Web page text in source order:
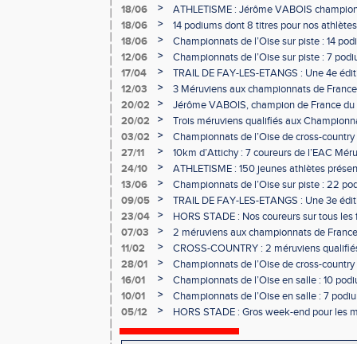
18/06 >
ATHLETISME : Jérôme VABOIS
18/06
>
14 podiums dont 8 titres pour nos
18/06
>
Championnats de l’Oise sur piste : 14
12/06
>
Championnats de l’Oise sur piste : 7
17/04
>
TRAIL DE FAY-LES-ETANGS : Une 4e
participants !
12/03 >
3 Méruviens aux championnats de
20/02
>
Jérôme VABOIS, champion de France
20/02
>
Trois méruviens qualifiés aux
country !
03/02 >
Championnats de l’Oise de cross-
les méruviens !
27/11 >
10km d’Attichy : 7 coureurs de l’EAC
de France !
24/10 >
ATHLETISME : 150 jeunes athlètes
13/06
>
Championnats de l’Oise sur piste : 22
09/05
>
TRAIL DE FAY-LES-ETANGS : Une 3e
23/04
>
HORS STADE : Nos coureurs sur tous les
07/03
>
2 méruviens aux championnats de
11/02
>
CROSS-COUNTRY : 2 méruviens
France !
28/01 >
Championnats de l’Oise de cross-
l’EAC Méru !
16/01 >
Championnats de l’Oise en salle : 10
10/01
>
Championnats de l’Oise en salle : 7
05/12
> HORS STADE : Gros week-end pour les